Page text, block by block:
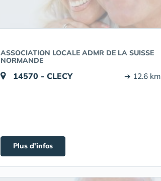
ASSOCIATION LOCALE ADMR DE LA SUISSE
NORMANDE
14570 - CLECY ➔ 12.6 km
Plus d'infos